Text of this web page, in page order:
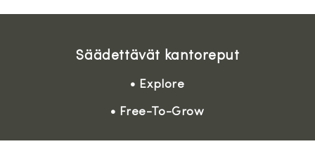
Säädettävät kantoreput
• Explore
• Free-To-Grow